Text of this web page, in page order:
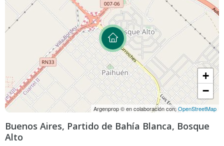
+
−
Argenprop © en colaboración con;OpenStreetMap
Buenos Aires, Partido de Bahía Blanca, Bosque
Alto